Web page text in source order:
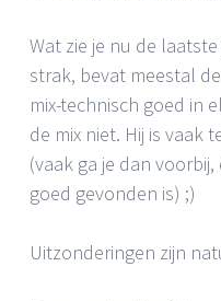
Wat zie je nu de
strak, bevat meestal
mix-technisch goed in
de mix niet. Hij is vaak
(vaak ga je dan
goed gevonden is) ;)
Uitzonderingen zijn